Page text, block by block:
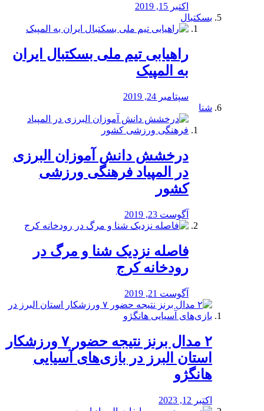
اکتبر 15, 2019
بسکتبال
راهیابی تیم ملی بسکتبال ایران
به المپیک
سپتامبر 24, 2019
شنا
درخشش دانش آموزان البرزی
در المپیاد فرهنگی ورزشی
کشور
آگوست 23, 2019
️فاصله نزدیک شنا و مرگ در
رودخانه کرج
آگوست 21, 2019
۲ مدال برنز نتیجه حضور ۷ ورزشکار
استان البرز در بازی‌های آسیایی
هانگژو
اکتبر 12, 2023